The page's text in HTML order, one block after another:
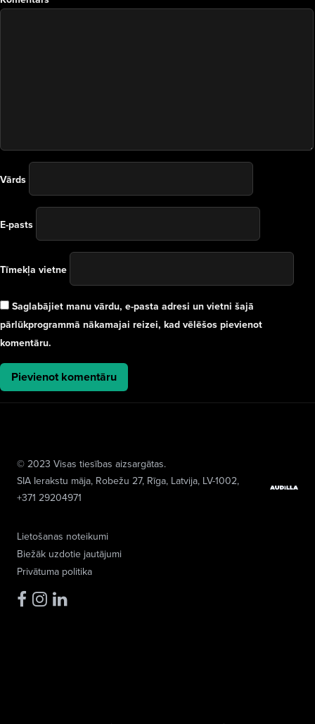
Vārds
E-pasts
Tīmekļa vietne
Saglabājiet manu vārdu, e-pasta adresi un vietni šajā
pārlūkprogrammā nākamajai reizei, kad vēlēšos pievienot
komentāru.
Lietošanas noteikumi
Biežāk uzdotie jautājumi
Privātuma politika
© 2023 Visas tiesības aizsargātas.
SIA Ierakstu māja, Robežu 27, Rīga, Latvija, LV-1002,
+371 29204971